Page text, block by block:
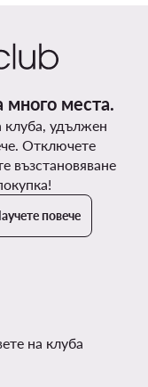
места.
клуба, удължен
Отключете
възстановяване
повече
на клуба